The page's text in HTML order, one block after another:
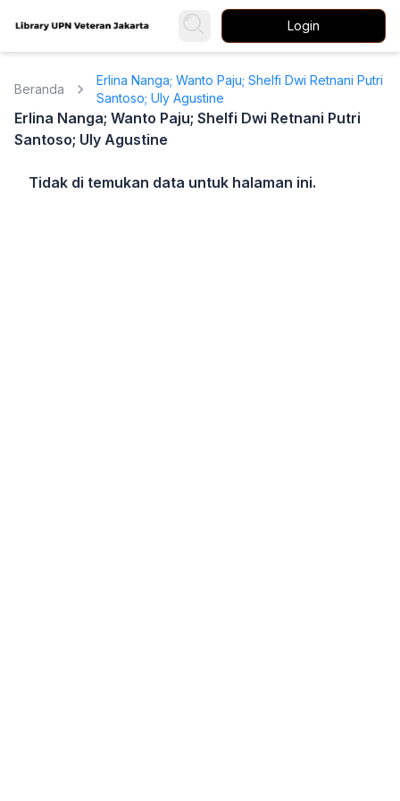
Login
Beranda
Erlina Nanga; Wanto Paju; Shelfi Dwi Retnani Putri
Santoso; Uly Agustine
Erlina Nanga; Wanto Paju; Shelfi Dwi Retnani Putri
Santoso; Uly Agustine
Tidak di temukan data untuk halaman ini.